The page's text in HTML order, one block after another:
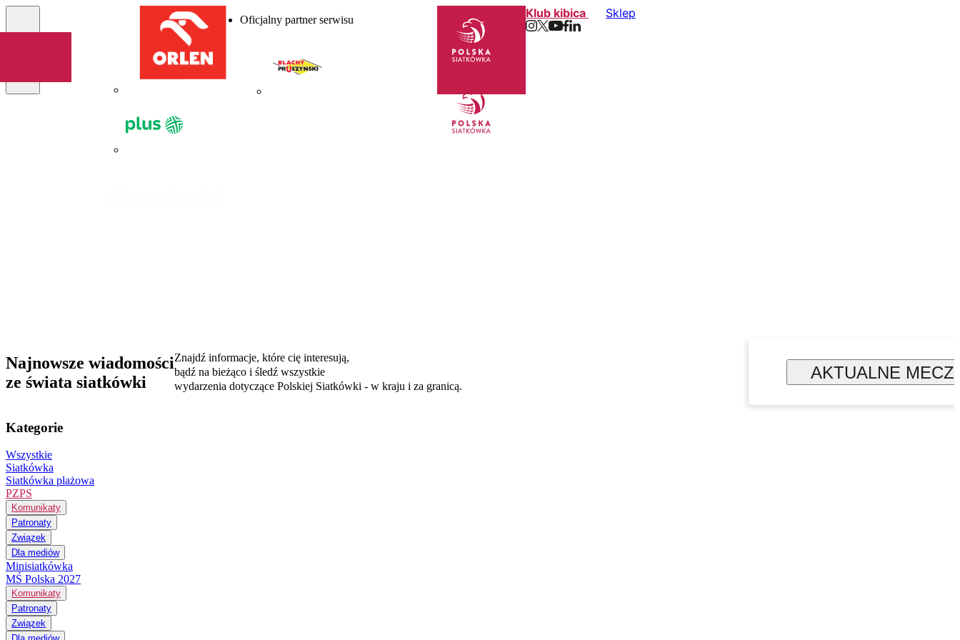
Oficjalny partner serwisu Klub kibica Sklep
AKTUALNE
Najnowsze wiadomości
ze świata siatkówki
Znajdź informacje, które cię interesują,
bądź na bieżąco i śledź wszystkie
wydarzenia dotyczące Polskiej Siatkówki - w kraju i za granicą.
Kategorie
Wszystkie
Siatkówka
Siatkówka plażowa
PZPS
Komunikaty
Patronaty
Związek
Dla mediów
Minisiatkówka
MŚ Polska 2027
Komunikaty
Patronaty
Związek